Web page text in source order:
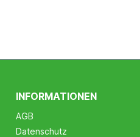
INFORMATIONEN
AGB
Datenschutz